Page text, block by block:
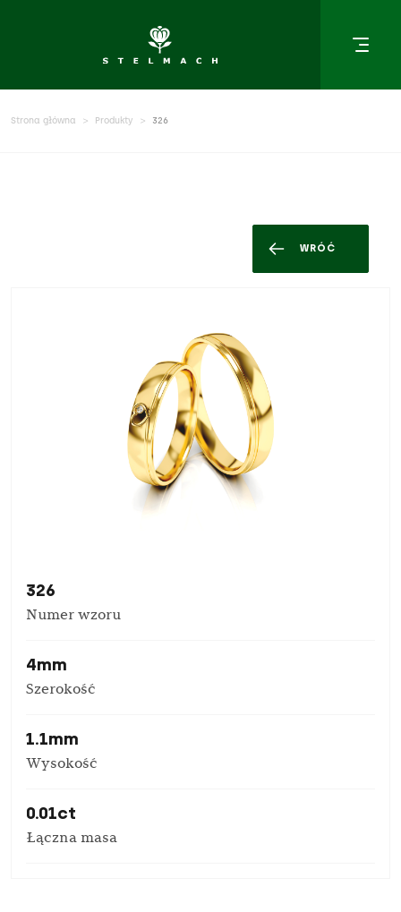
Strona główna Produkty 326
WRÓĆ
326
Numer wzoru
4mm
Szerokość
1.1mm
Wysokość
0.01ct
Łączna masa